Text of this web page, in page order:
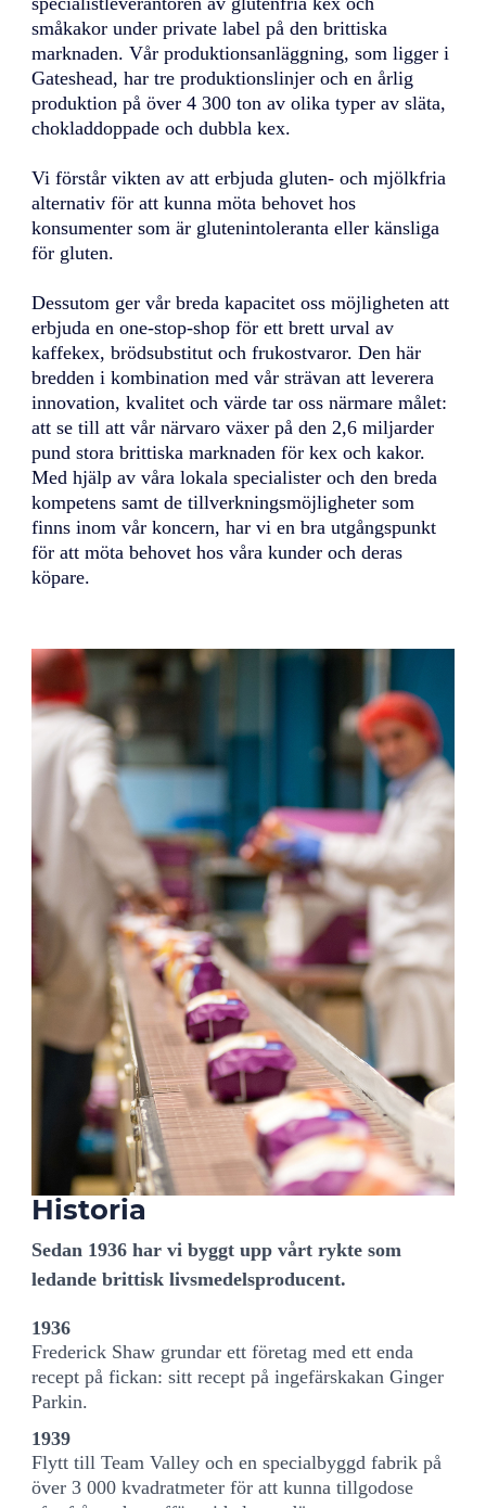
småkakor under private label på den brittiska
marknaden. Vår produktionsanläggning, som ligger i
Gateshead, har tre produktionslinjer och en årlig
produktion på över 4 300 ton av olika typer av släta,
chokladdoppade och dubbla kex.
Vi förstår vikten av att erbjuda gluten- och mjölkfria
alternativ för att kunna möta behovet hos
konsumenter som är glutenintoleranta eller känsliga
för gluten.
Dessutom ger vår breda kapacitet oss möjligheten att
erbjuda en one-stop-shop för ett brett urval av
kaffekex, brödsubstitut och frukostvaror. Den här
bredden i kombination med vår strävan att leverera
innovation, kvalitet och värde tar oss närmare målet:
att se till att vår närvaro växer på den 2,6 miljarder
pund stora brittiska marknaden för kex och kakor.
Med hjälp av våra lokala specialister och den breda
kompetens samt de tillverkningsmöjligheter som
finns inom vår koncern, har vi en bra utgångspunkt
för att möta behovet hos våra kunder och deras
köpare.
Historia
Sedan 1936 har vi byggt upp vårt rykte som
ledande brittisk livsmedelsproducent.
1936
Frederick Shaw grundar ett företag med ett enda
recept på fickan: sitt recept på ingefärskakan Ginger
Parkin.
1939
Flytt till Team Valley och en specialbyggd fabrik på
över 3 000 kvadratmeter för att kunna tillgodose